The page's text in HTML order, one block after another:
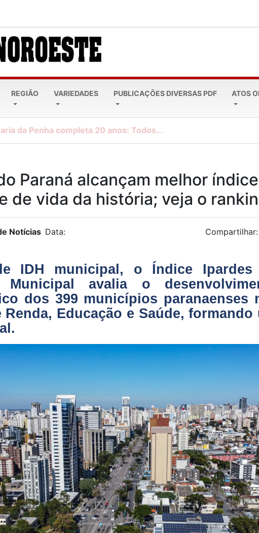
REGIÃO VARIEDADES PUBLICAÇÕES DIVERSAS PDF ATOS
da Penha completa 20 anos: Todos...
Paraná alcançam melhor índice
de vida da história; veja o
Notícias Data:
Compartilhar:
IDH municipal, o Índice Ipardes
Municipal avalia o
dos 399 municípios paranaenses
Renda, Educação e Saúde, formando